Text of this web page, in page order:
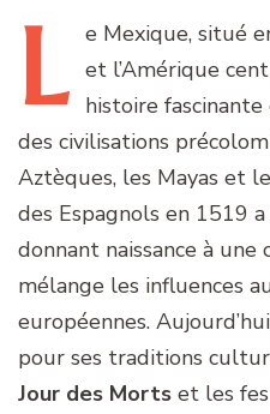
L e Mexique, situé
et l’Amérique
histoire
des civilisations
Aztèques, les Mayas et
des Espagnols en 1519
donnant naissance à
mélange les influences
européennes.
pour ses traditions
Jour des Morts et les